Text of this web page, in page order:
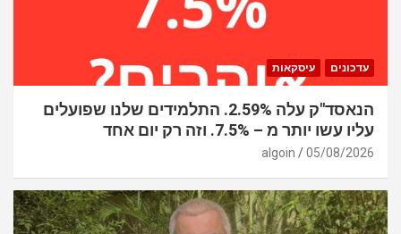
עדכונים עיסקאות
הנאסד"ק עלה 2.59%. התלמידים שלנו שפועלים
עליו עשו יותר מ – 7.5%. וזה רק יום אחד
05/08/2026
algoin